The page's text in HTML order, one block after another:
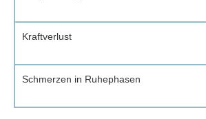
Kraftverlust
Schmerzen in Ruhephasen